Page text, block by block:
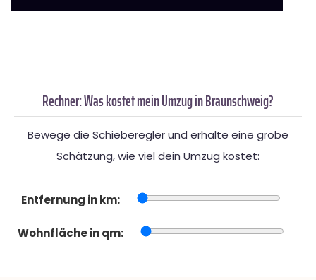
Rechner: Was kostet mein Umzug in Braunschweig?
Bewege die Schieberegler und erhalte eine grobe
Schätzung, wie viel dein Umzug kostet:
Entfernung in km:
Wohnfläche in qm: